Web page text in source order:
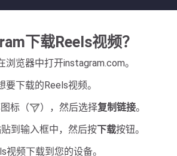
下载Reels视频？
览器中打开instagram.com。
下载的Reels视频。
标（
），然后选择复制链接。
到输入框中，然后按下载按钮。
频下载到您的设备。